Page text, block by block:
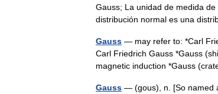
Gauss; La unidad de medida
distribución normal es una
Gauss — may refer to: *Carl
Carl Friedrich Gauss *Gauss
magnetic induction *Gauss
Gauss — (gous), n. [So named